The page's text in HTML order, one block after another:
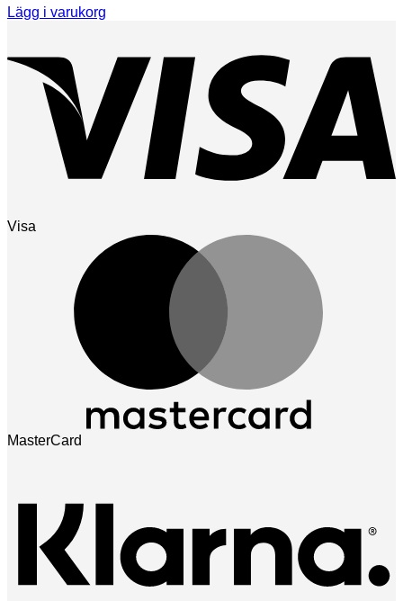
Lägg i varukorg
Visa
MasterCard